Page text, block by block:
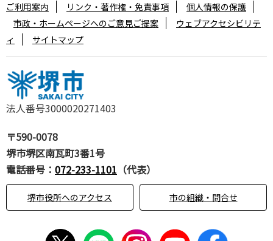
法人番号3000020271403
〒590-0078
堺市堺区南瓦町3番1号
電話番号： 072-233-1101 （代表）
堺市役所へのアクセス 市の組織・問合せ
ご利用案内 リンク・著作権・免責事項
個人情報の保護
市政・ホームページへのご意見ご提案
ウェブアクセシビリテ
ィ
サイトマップ